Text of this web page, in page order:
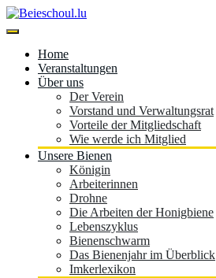
Skip
to
Beieschoul.lu
Home
Veranstaltungen
Über uns
Der Verein
Vorstand und Verwaltungsrat
Vorteile der Mitgliedschaft
Wie werde ich Mitglied
Unsere Bienen
Königin
Arbeiterinnen
Drohne
Die Arbeiten der Honigbiene
Lebenszyklus
Bienenschwarm
Das Bienenjahr im Überblick
Imkerlexikon